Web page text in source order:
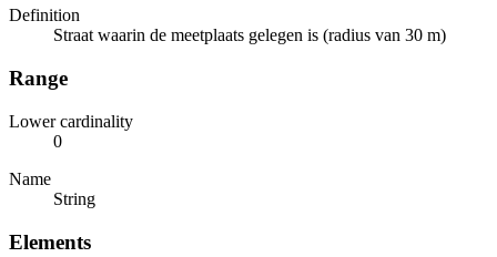
Definition
Straat waarin de meetplaats gelegen is (radius van 30 m)
Range
Lower cardinality
0
Name
String
Elements